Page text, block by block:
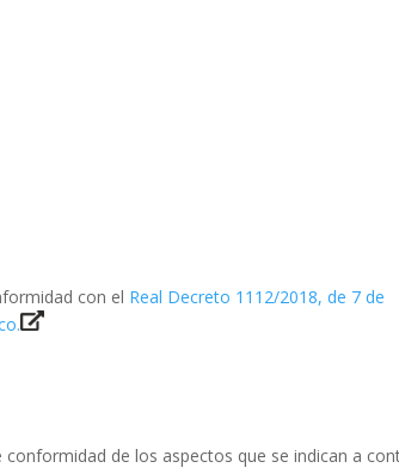
con el Real Decreto 1112/2018, de 7 de
de los aspectos que se indican a